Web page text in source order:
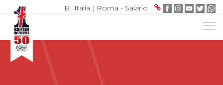
BI Italia | Roma - Salario |